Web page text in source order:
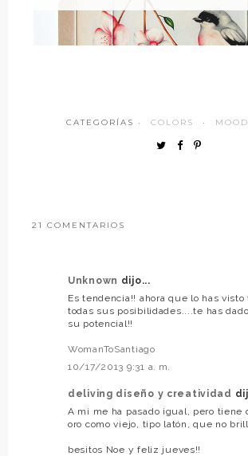
CATEGORÍAS · COLORS ·
21 COMENTARIOS
Unknown dijo...
Es tendencia!! ahora que lo has visto
todas sus posibilidades....te has
su potencial!!
WomanToSantiago
10/17/2013 9:31 a. m.
deliving diseño y creatividad
A mi me ha pasado igual, pero tiene
oro como viejo, tipo latón, que no
besitos Noe y feliz jueves!!